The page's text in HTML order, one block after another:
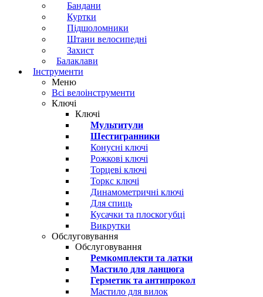
Бандани
Куртки
Підшоломники
Штани велосипедні
Захист
Балаклави
Інструменти
Меню
Всі велоінструменти
Ключі
Ключі
Мультитули
Шестигранники
Конусні ключі
Рожкові ключі
Торцеві ключі
Торкс ключі
Динамометричні ключі
Для спиць
Кусачки та плоскогубці
Викрутки
Обслуговування
Обслуговування
Ремкомплекти та латки
Мастило для ланцюга
Герметик та антипрокол
Мастило для вилок